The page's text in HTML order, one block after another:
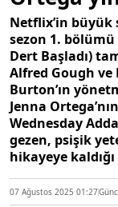
Netflix’in büyük
sezon 1. bölümü
Dert Başladı)
Alfred Gough ve
Burton’ın
Jenna
Wednesday
gezen, psişik
hikayeye
07 Ağustos 2025 01:27